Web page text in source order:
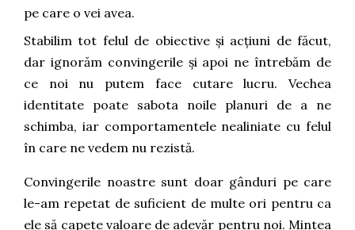
pe care o vei avea.
Stabilim tot felul de obiective și acțiuni de făcut,
dar ignorăm convingerile și apoi ne întrebăm de
ce noi nu putem face cutare lucru. Vechea
identitate poate sabota noile planuri de a ne
schimba, iar comportamentele nealiniate cu felul
în care ne vedem nu rezistă.
Convingerile noastre sunt doar gânduri pe care
le-am repetat de suficient de multe ori pentru ca
ele să capete valoare de adevăr pentru noi. Mintea